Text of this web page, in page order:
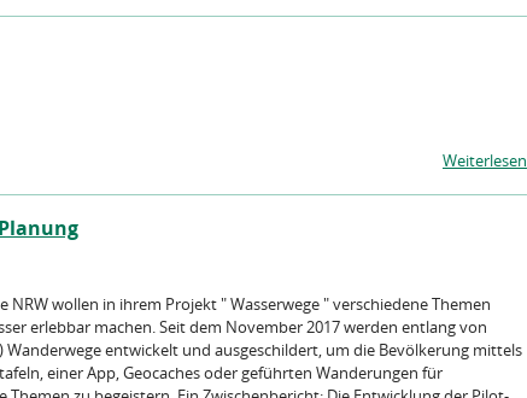
Weiterlesen
NRW wollen in ihrem Projekt " Wasserwege " verschiedene Themen
erlebbar machen. Seit dem November 2017 werden entlang von
Wanderwege entwickelt und ausgeschildert, um die Bevölkerung mittels
einer App, Geocaches oder geführten Wanderungen für